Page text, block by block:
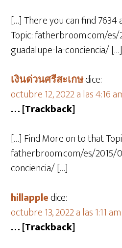
[…] There you can find
Topic: fatherbroom.com/
guadalupe-la-conciencia/ […]
เงินด่วนศรีสะเกษdice:
octubre 12, 2022 a las 4:16
… [Trackback]
[…] Find More on to that
fatherbroom.com/es/2015/
conciencia/ […]
hillappledice:
octubre 13, 2022 a las 1:11 am
… [Trackback]